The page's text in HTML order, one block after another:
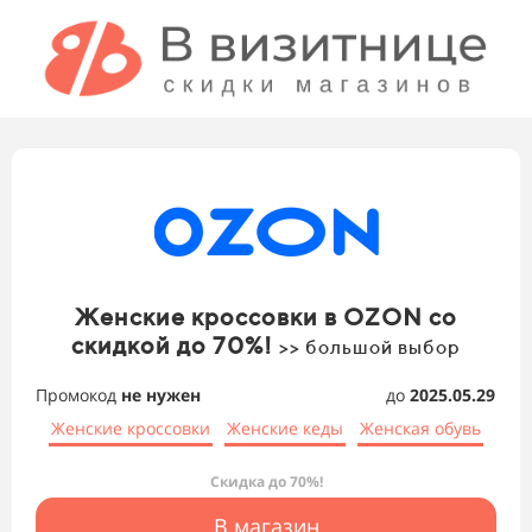
Женские кроссовки в OZON со
скидкой до 70%! >> большой выбор
Промокод не нужен до 2025.05.29
Женские кроссовки
Женские кеды Женская обувь
Скидка до 70%!